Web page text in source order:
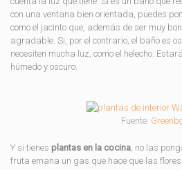
con una ventana bien orientada, puedes
como el jacinto que, además de ser muy
agradable. Si, por el contrario, el baño es
necesiten mucha luz, como el helecho.
húmedo y oscuro.
Fuente:
Y si tienes plantas en la cocina, no las
fruta emana un gas que hace que las